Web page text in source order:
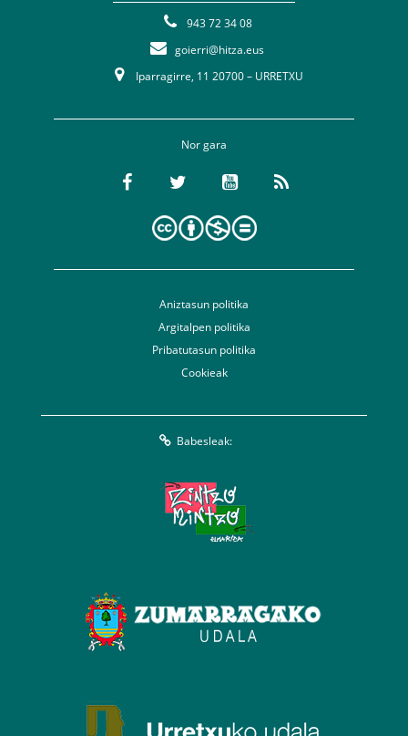
943 72 34 08
goierri@hitza.eus
Iparragirre, 11 20700 – URRETXU
Nor gara
Aniztasun politika
Argitalpen politika
Pribatutasun politika
Cookieak
Babesleak: